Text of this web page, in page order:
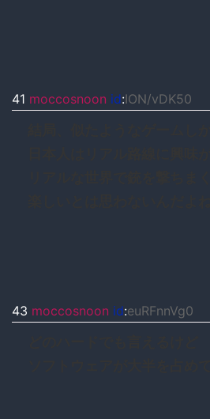
41 moccosnoon id:ION/vDK50
43 moccosnoon id:euRFnnVg0